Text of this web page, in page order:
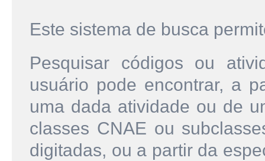
Este sistema de busca
Pesquisar códigos ou
usuário pode encontrar, a
uma dada atividade ou de
classes CNAE ou
digitadas, ou a partir da